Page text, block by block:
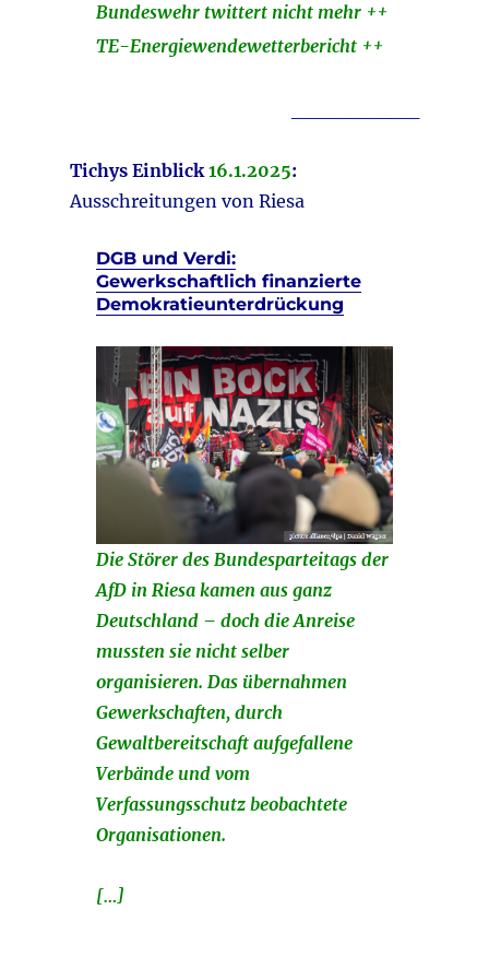
Bundeswehr twittert nicht mehr ++
TE-Energiewendewetterbericht ++
Tichys Einblick16.1.2025:
Ausschreitungen von Riesa
DGB und Verdi:
Gewerkschaftlich finanzierte
Demokratieunterdrückung
Die Störer des Bundesparteitags der
AfD in Riesa kamen aus ganz
Deutschland – doch die Anreise
mussten sie nicht selber
organisieren. Das übernahmen
Gewerkschaften, durch
Gewaltbereitschaft aufgefallene
Verbände und vom
Verfassungsschutz beobachtete
Organisationen.
[…]